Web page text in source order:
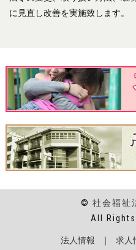
に見直し改善を実施致します。
© 社会福祉
All Rights
法人情報 ｜ 求人